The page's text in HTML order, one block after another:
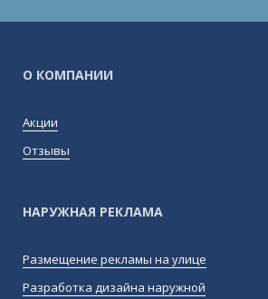
О КОМПАНИИ
Акции
Отзывы
НАРУЖНАЯ РЕКЛАМА
Размещение рекламы на улице
Разработка дизайна наружной